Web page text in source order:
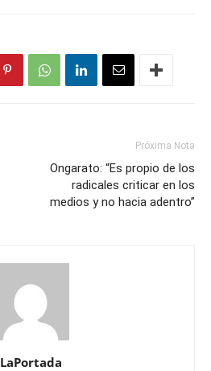
Próxima Nota
Ongarato: “Es propio de los
radicales criticar en los
medios y no hacia adentro”
LaPortada